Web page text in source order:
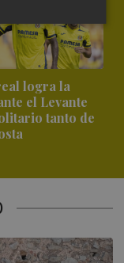
logra la
el Levante
tanto de